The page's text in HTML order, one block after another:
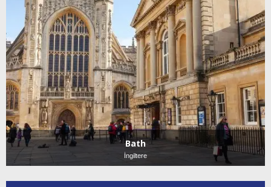
Bath
İngiltere